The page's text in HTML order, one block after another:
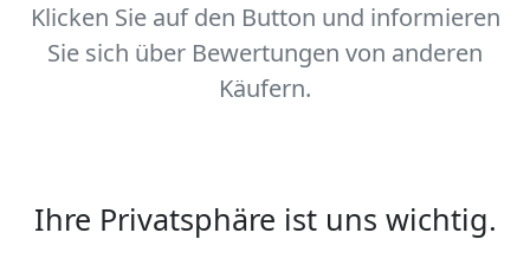
Klicken Sie auf den Button und informieren
Sie sich über Bewertungen von anderen
Käufern.
Ihre Privatsphäre ist uns wichtig.